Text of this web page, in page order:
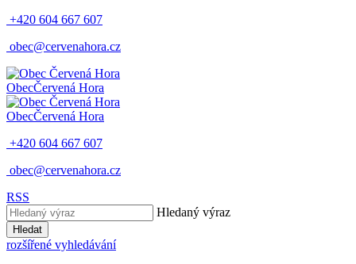
+420 604 667 607
obec@cervenahora.cz
ObecČervená Hora
ObecČervená Hora
+420 604 667 607
obec@cervenahora.cz
RSS
Hledaný výraz
Hledat
rozšířené vyhledávání